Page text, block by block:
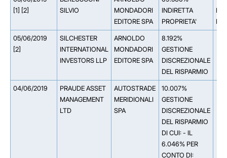
[1] [2]
SILVIO
MONDADORI
EDITORE SPA
INDIRETTA
PROPRIETA'
05/06/2019
[2]
SILCHESTER
INTERNATIONAL
INVESTORS LLP
ARNOLDO
MONDADORI
EDITORE SPA
8.192%
GESTIONE
DISCREZIONALE
DEL RISPARMIO
04/06/2019
PRAUDE ASSET
MANAGEMENT
LTD
AUTOSTRADE
MERIDIONALI
SPA
10.007%
GESTIONE
DISCREZIONALE
DEL RISPARMIO
DI CUI: - IL
6.046% PER
CONTO DI: